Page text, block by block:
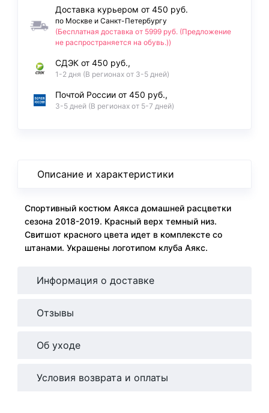
Доставка курьером от 450 руб.
по Москве и Санкт-Петербургу
(Бесплатная доставка от 5999 руб. (Предложение
не распространяется на обувь.))
СДЭК от 450 руб.,
1-2 дня (В регионах от 3-5 дней)
Почтой России от 450 руб.,
3-5 дней (В регионах от 5-7 дней)
Описание и характеристики
Спортивный костюм Аякса домашней расцветки
сезона 2018-2019. Красный верх темный низ.
Свитшот красного цвета идет в комплексте со
штанами. Украшены логотипом клуба Аякс.
Информация о доставке
Отзывы
Об уходе
Условия возврата и оплаты